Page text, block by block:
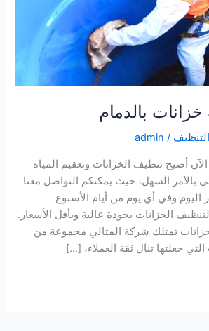
بالدمام
/
admin
الآن أصبح تنظيف الخزانات وتعقيم المياه
بالأمر السهل، حيث يمكنكم التواصل معنا
وفي أي يوم من أيام الأسبوع
الخزانات بجودة عالية وبأقل الأسعار.
تمتلك شركة المثالي مجموعة من
جعلتها تنال ثقة العملاء، […]